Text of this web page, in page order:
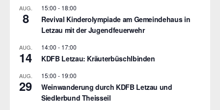
AUG.
8
15:00 - 18:00
Revival Kinderolympiade am Gemeindehaus in
Letzau mit der Jugendfeuerwehr
AUG.
14
14:00 - 17:00
KDFB Letzau: Kräuterbüschlbinden
AUG.
29
15:00 - 19:00
Weinwanderung durch KDFB Letzau und
Siedlerbund Theisseil